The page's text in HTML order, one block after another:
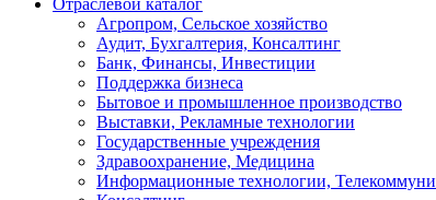
Агропром, Сельское хозяйство
Аудит, Бухгалтерия, Консалтинг
Банк, Финансы, Инвестиции
Поддержка бизнеса
Бытовое и промышленное производство
Выставки, Рекламные технологии
Государственные учреждения
Здравоохранение, Медицина
Информационные технологии,